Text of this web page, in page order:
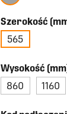
Szerokość
565
Wysokość
860
1160